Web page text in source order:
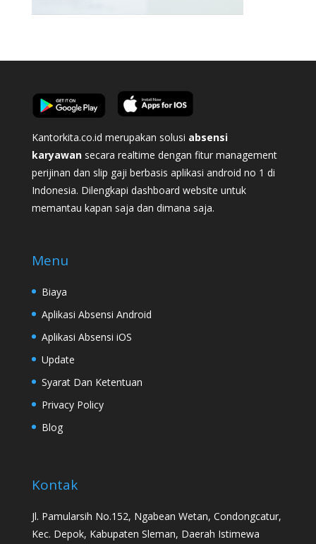
Kantorkita.co.id merupakan solusi absensi
karyawan secara realtime dengan fitur management
perijinan dan slip gaji berbasis aplikasi android no 1 di
Indonesia. Dilengkapi dashboard website untuk
memantau kapan saja dan dimana saja.
Menu
Biaya
Aplikasi Absensi Android
Aplikasi Absensi iOS
Update
Syarat Dan Ketentuan
Privacy Policy
Blog
Kontak
Jl. Pamularsih No.152, Ngabean Wetan, Condongcatur,
Kec. Depok, Kabupaten Sleman, Daerah Istimewa